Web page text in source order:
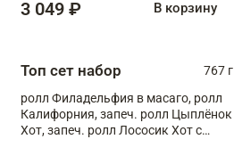
Тигровая креветка с моцареллой,
3 049 ₽ В корзину
Топ сет набор
767 г
ролл Филадельфия в масаго, ролл
Калифорния, запеч. ролл Цыплёнок
Хот, запеч. ролл Лососик Хот с